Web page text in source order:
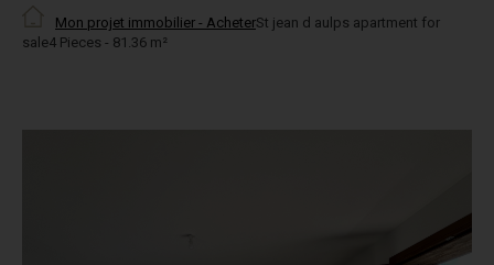
Mon projet immobilier - AcheterSt jean d aulps apartment for
sale4 Pieces - 81.36 m²